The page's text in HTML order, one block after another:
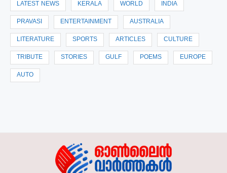
LATEST NEWS KERALA WORLD INDIA
PRAVASI ENTERTAINMENT AUSTRALIA
LITERATURE SPORTS ARTICLES CULTURE
TRIBUTE STORIES GULF POEMS EUROPE
AUTO